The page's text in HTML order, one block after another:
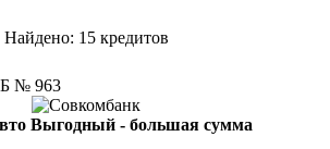
Найдено: 15 кредитов
№ 963
Выгодный - большая сумма